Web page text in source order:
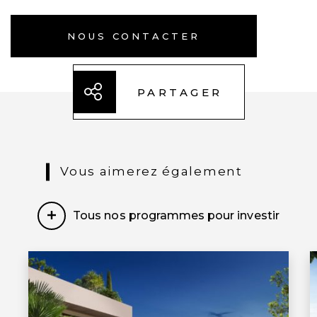
À moins de 3 heures de Paris en TGV,
Nîmes est une ville à taille humaine
idéalement située au croisement de l’A9
et l’A54 vers Marseille, Lyon et Barcelone.
habitants. Riche de sa gastronomie et de
les garrigues, la ville des ferias connaît
tout au long de l’année.
NOUVEAU LIEU DE RENDEZ-
NOUS CONTACTER
PARTAGER
Vous aimerez également
Tous nos programmes pour investir